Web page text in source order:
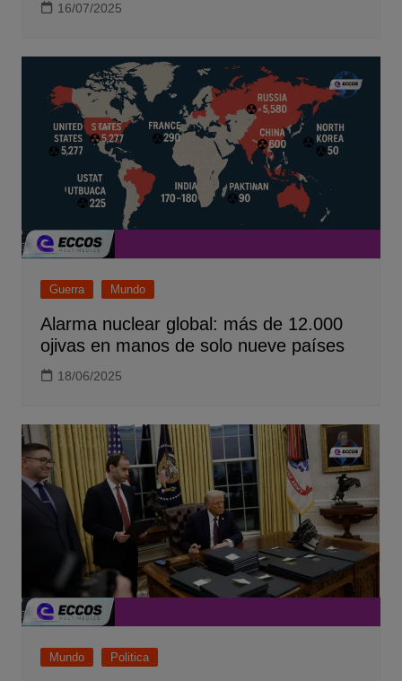
16/07/2025
Guerra Mundo
Alarma nuclear global: más de 12.000
ojivas en manos de solo nueve países
18/06/2025
Mundo Politica